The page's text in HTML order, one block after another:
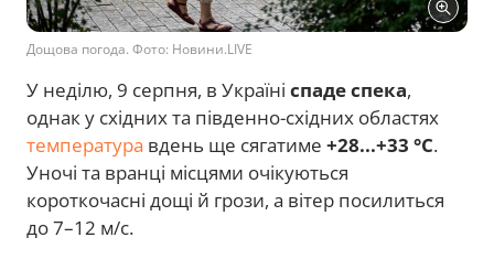
Дощова погода. Фото: Новини.LIVE
У неділю, 9 серпня, в Україні спаде спека,
однак у східних та південно-східних областях
температура вдень ще сягатиме +28...+33 °C.
Уночі та вранці місцями очікуються
короткочасні дощі й грози, а вітер посилиться
до 7–12 м/с.